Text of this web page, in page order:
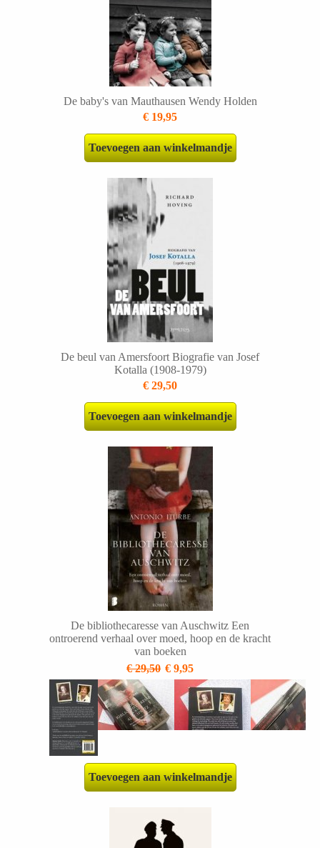
De baby's van Mauthausen Wendy Holden
€ 19,95
Toevoegen aan winkelmandje
De beul van Amersfoort Biografie van Josef
Kotalla (1908-1979)
€ 29,50
Toevoegen aan winkelmandje
De bibliothecaresse van Auschwitz Een
ontroerend verhaal over moed, hoop en de kracht
van boeken
€ 29,50 € 9,95
Toevoegen aan winkelmandje